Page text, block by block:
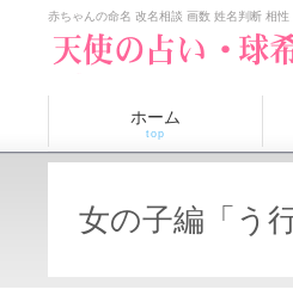
赤ちゃんの命名 改名相談 画数 姓名判断 相性
ホーム
top
女の子編「う